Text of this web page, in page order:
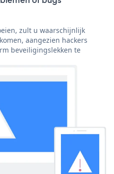
zult u waarschijnlijk
aangezien hackers
beveiligingslekken te